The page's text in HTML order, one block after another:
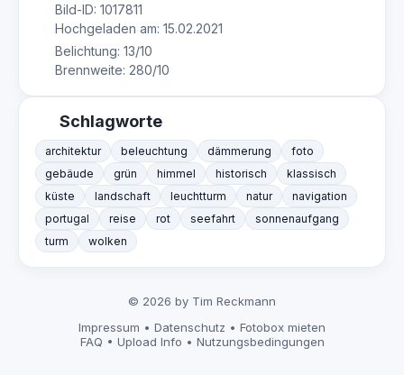
Bild-ID: 1017811
Hochgeladen am: 15.02.2021
Belichtung: 13/10
Brennweite: 280/10
Schlagworte
architektur beleuchtung dämmerung
foto
gebäude
grün himmel historisch
klassisch
küste
landschaft leuchtturm natur
navigation
portugal
reise rot seefahrt
sonnenaufgang
turm
wolken
© 2026 by Tim Reckmann
Impressum • Datenschutz • Fotobox mieten
FAQ • Upload Info • Nutzungsbedingungen